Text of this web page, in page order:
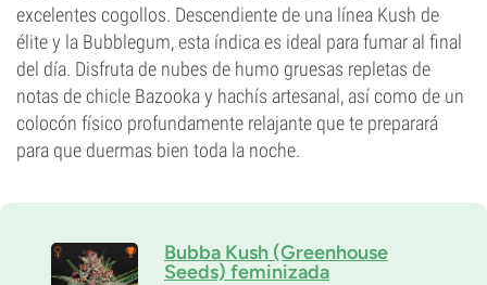
excelentes cogollos. Descendiente de una línea Kush de
élite y la Bubblegum, esta índica es ideal para fumar al final
del día. Disfruta de nubes de humo gruesas repletas de
notas de chicle Bazooka y hachís artesanal, así como de un
colocón físico profundamente relajante que te preparará
para que duermas bien toda la noche.
Bubba Kush (Greenhouse
Seeds) feminizada